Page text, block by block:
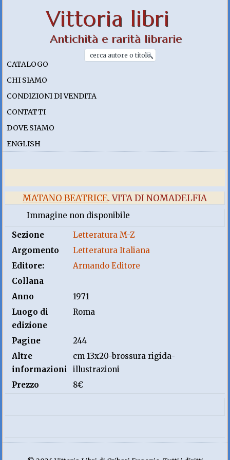
Vittoria libri
Antichità e rarità librarie
CATALOGO
CHI SIAMO
CONDIZIONI DI VENDITA
CONTATTI
DOVE SIAMO
ENGLISH
MATANO BEATRICE. VITA DI NOMADELFIA
Immagine non disponibile
Sezione
Letteratura M-Z
Argomento
Letteratura Italiana
Editore:
Armando Editore
Collana
Anno
1971
Luogo di
edizione
Roma
Pagine
244
Altre
informazioni
cm 13x20-brossura rigida-
illustrazioni
Prezzo
8€